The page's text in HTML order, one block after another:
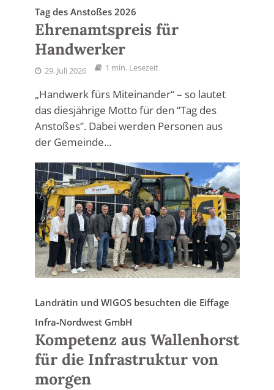
Tag des Anstoßes 2026
Ehrenamtspreis für
Handwerker
29. Juli 2026 1 min. Lesezeit
„Handwerk fürs Miteinander“ – so lautet
das diesjährige Motto für den “Tag des
Anstoßes”. Dabei werden Personen aus
der Gemeinde...
Landrätin und WIGOS besuchten die Eiffage
Infra-Nordwest GmbH
Kompetenz aus Wallenhorst
für die Infrastruktur von
morgen